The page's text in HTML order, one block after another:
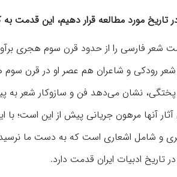
تاریخ مورد مطالعه قرار دهیم، این قدمت
شعر فارسی را از حدود قرن سوم هجری
رودکی و شاعران هم عصر او در قرن سوم
پختگی، نشان می‌دهد فن و سازوکار شعر
و پختگی آثار آنها مرهون جریانی پیش از
و شامل اشعاری است که به دست ما نرسیده